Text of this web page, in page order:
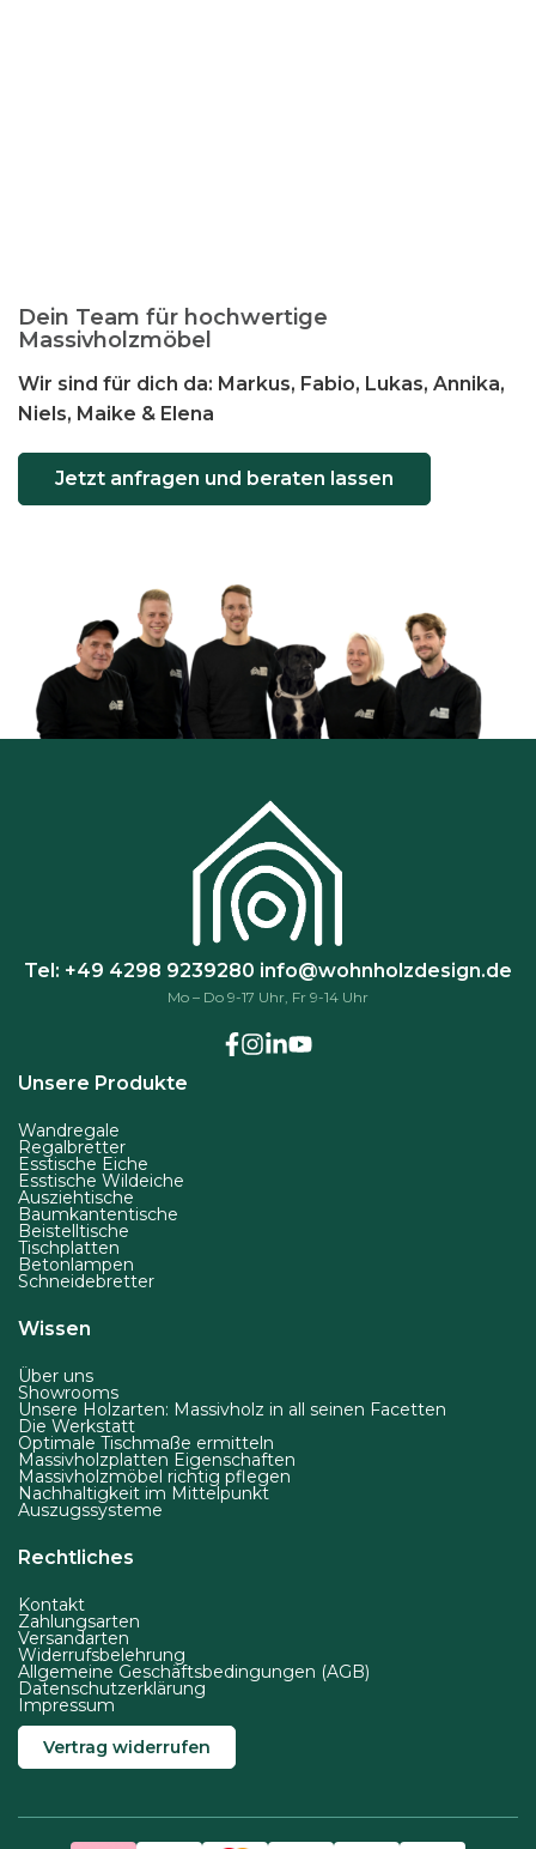
Dein Team für hochwertige
Massivholzmöbel
Wir sind für dich da: Markus, Fabio, Lukas, Annika,
Niels, Maike & Elena
Jetzt anfragen und beraten lassen
Tel: +49 4298 9239280 info@wohnholzdesign.de
Mo – Do 9-17 Uhr, Fr 9-14 Uhr
Unsere Produkte
Wandregale
Regalbretter
Esstische Eiche
Esstische Wildeiche
Ausziehtische
Baumkantentische
Beistelltische
Tischplatten
Betonlampen
Schneidebretter
Wissen
Über uns
Showrooms
Unsere Holzarten: Massivholz in all seinen Facetten
Die Werkstatt
Optimale Tischmaße ermitteln
Massivholzplatten Eigenschaften
Massivholzmöbel richtig pflegen
Nachhaltigkeit im Mittelpunkt
Auszugssysteme
Rechtliches
Kontakt
Zahlungsarten
Versandarten
Widerrufsbelehrung
Allgemeine Geschäftsbedingungen (AGB)
Datenschutzerklärung
Impressum
Vertrag widerrufen